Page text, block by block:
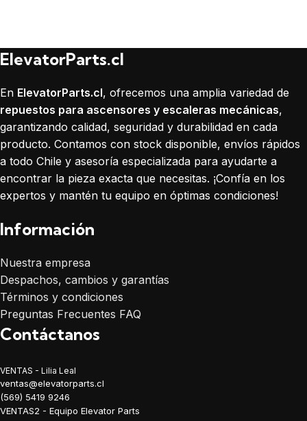
ElevatorParts.cl
En ElevatorParts.cl, ofrecemos una amplia variedad de
repuestos para ascensores y escaleras mecánicas,
garantizando calidad, seguridad y durabilidad en cada
producto. Contamos con stock disponible, envíos rápidos
a todo Chile y asesoría especializada para ayudarte a
encontrar la pieza exacta que necesitas. ¡Confía en los
expertos y mantén tu equipo en óptimas condiciones!
Información
Nuestra empresa
Despachos, cambios y garantías
Términos y condiciones
Preguntas Frecuentes FAQ
Contáctanos
VENTAS - Lilia Leal
ventas@elevatorparts.cl
(569) 5419 9246
VENTAS2 - Equipo Elevator Parts